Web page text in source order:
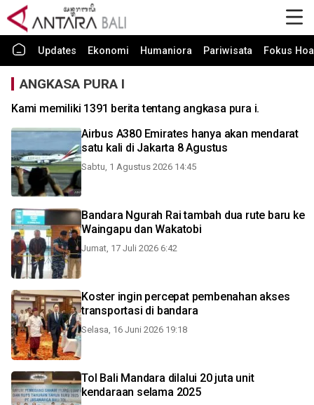
Updates Ekonomi Humaniora Pariwisata Fokus
ANGKASA PURA I
Kami memiliki 1391 berita tentang angkasa pura i.
Airbus A380 Emirates hanya akan mendarat
satu kali di Jakarta 8 Agustus
Sabtu, 1 Agustus 2026 14:45
Bandara Ngurah Rai tambah dua rute baru ke
Waingapu dan Wakatobi
Jumat, 17 Juli 2026 6:42
Koster ingin percepat pembenahan akses
transportasi di bandara
Selasa, 16 Juni 2026 19:18
Tol Bali Mandara dilalui 20 juta unit
kendaraan selama 2025